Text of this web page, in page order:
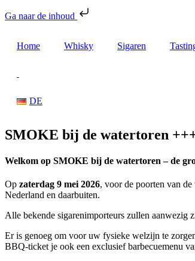
Ga naar de inhoud
Home Whisky Sigaren
DE
SMOKE bij de watertoren
Welkom op SMOKE bij de watertoren – de
Op zaterdag 9 mei 2026, voor de poorten van
Nederland en daarbuiten.
Alle bekende sigarenimporteurs zullen aanwezig
Er is genoeg om voor uw fysieke welzijn te
BBQ-ticket je ook een exclusief barbecuemenu